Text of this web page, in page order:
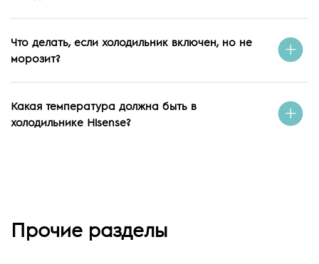
Что делать, если холодильник включен, но не
морозит?
Какая температура должна быть в
холодильнике Hisense?
Прочие разделы